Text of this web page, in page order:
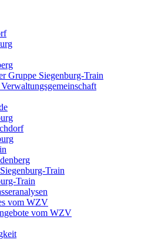
Gruppe Siegenburg-Train
Train
Train
vom WZV
vom WZV